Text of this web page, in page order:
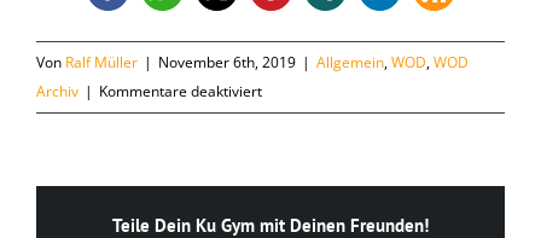
Von Ralf Müller | November 6th, 2019 | Allgemein,WOD,WOD
Archiv | Kommentare deaktiviertfür
Mittwoch,
Teile Dein Ku Gym mit Deinen Freunden!